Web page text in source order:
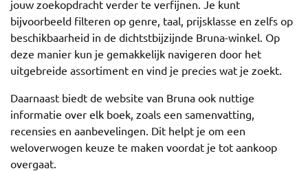
jouw zoekopdracht verder te verfijnen. Je kunt
bijvoorbeeld filteren op genre, taal, prijsklasse en zelfs op
beschikbaarheid in de dichtstbijzijnde Bruna-winkel. Op
deze manier kun je gemakkelijk navigeren door het
uitgebreide assortiment en vind je precies wat je zoekt.
Daarnaast biedt de website van Bruna ook nuttige
informatie over elk boek, zoals een samenvatting,
recensies en aanbevelingen. Dit helpt je om een
weloverwogen keuze te maken voordat je tot aankoop
overgaat.